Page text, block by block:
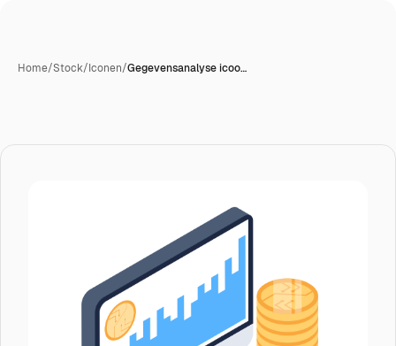
Home/Stock/Iconen/Gegevensanalyse icoo…